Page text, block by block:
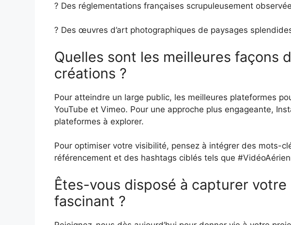
? Des réglementations françaises scrupuleusement
? Des œuvres d’art photographiques de paysages
Quelles sont les meilleures façons
créations ?
Pour atteindre un large public, les meilleures plateformes
YouTube et Vimeo. Pour une approche plus engageante,
plateformes à explorer.
Pour optimiser votre visibilité, pensez à intégrer des mots-
référencement et des hashtags ciblés tels que
Êtes-vous disposé à capturer
fascinant ?